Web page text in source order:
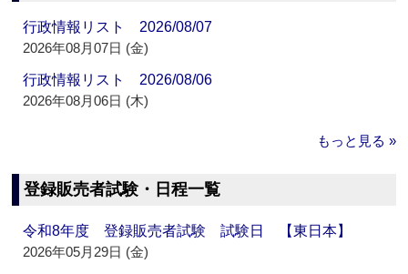
行政情報リスト 2026/08/07
2026年08月07日 (金)
行政情報リスト 2026/08/06
2026年08月06日 (木)
もっと見る »
登録販売者試験・日程一覧
令和8年度 登録販売者試験 試験日 【東日本】
2026年05月29日 (金)